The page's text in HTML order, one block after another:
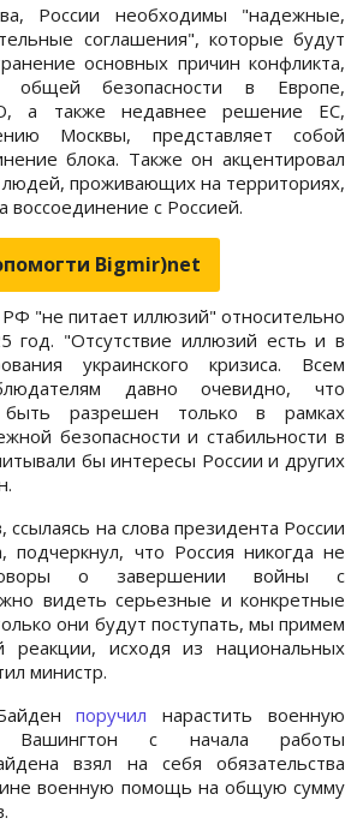
России необходимы "надежные,
соглашения", которые будут
основных причин конфликта,
общей безопасности в Европе,
а также недавнее решение ЕС,
Москвы, представляет собой
блока. Также он акцентировал
проживающих на территориях,
воссоединение с Россией.
Bigmir)net
РФ "не питает иллюзий" относительно
год. "Отсутствие иллюзий есть и в
украинского кризиса. Всем
давно очевидно, что
разрешен только в рамках
безопасности и стабильности в
бы интересы России и других
ссылаясь на слова президента России
подчеркнул, что Россия никогда не
о завершении войны с
видеть серьезные и конкретные
они будут поступать, мы примем
исходя из национальных
министр.
поручил нарастить военную
Вашингтон с начала работы
взял на себя обязательства
военную помощь на общую сумму